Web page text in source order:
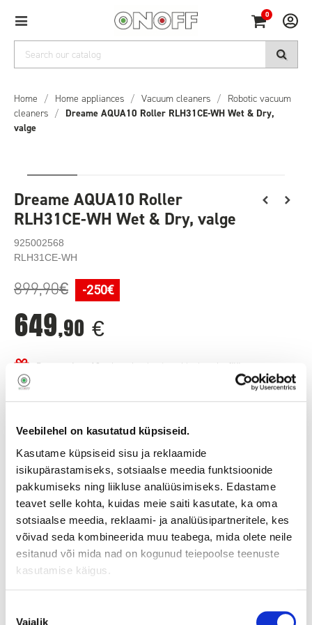
Veebilehel on kasutatud küpsiseid.
Kasutame küpsiseid sisu ja reklaamide
isikupärastamiseks, sotsiaalse meedia funktsioonide
pakkumiseks ning liikluse analüüsimiseks. Edastame
teavet selle kohta, kuidas meie saiti kasutate, ka oma
sotsiaalse meedia, reklaami- ja analüüsipartneritele, kes
võivad seda kombineerida muu teabega, mida olete neile
esitanud või mida nad on kogunud teiepoolse teenuste
kasutamise käigus.
Vajalik
0
Home / Home appliances / Vacuum cleaners / Robotic vacuum
cleaners / Dreame AQUA10 Roller RLH31CE-WH Wet & Dry,
valge
Dreame AQUA10 Roller
RLH31CE-WH Wet & Dry, valge
925002568
RLH31CE-WH
899,90€ -250€
649,90 €
Dreame Aqua10 robottolmuimejaga kingituseks föön
Add to cart
0% intress 12 kuud!Vaata lähemalt siit! 54,16€
x 12 kuud
0-7 workdays
4-7 workdays (shop-to-shop delivery)